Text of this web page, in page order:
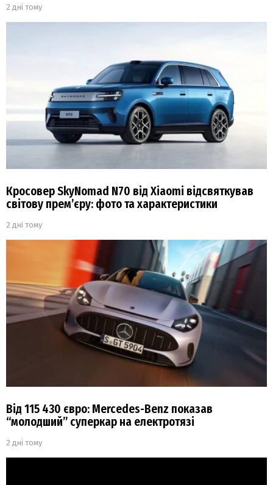
2 дні тому
Кросовер SkyNomad N70 від Xiaomi відсвяткував
світову прем’єру: фото та характеристики
2 дні тому
Від 115 430 євро: Mercedes-Benz показав
“молодший” суперкар на електротязі
2 дні тому